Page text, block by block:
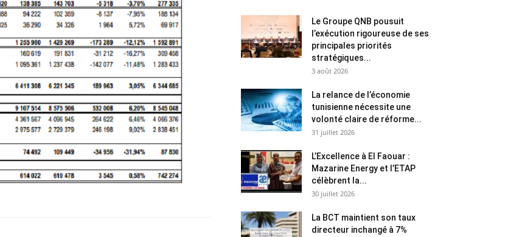
Le Groupe QNB pousuit
l’exécution rigoureuse de ses
principales priorités
stratégiques...
3 août 2026
La relance de l’économie
tunisienne nécessite une
volonté claire de réforme...
31 juillet 2026
L’Excellence à El Faouar :
Mazarine Energy et l’ETAP
célèbrent la...
30 juillet 2026
La BCT maintient son taux
directeur inchangé à 7%